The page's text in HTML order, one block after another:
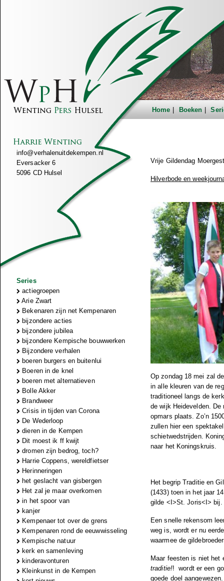
Home Boeken
info@verhalenuitdekempen.nl
Eversacker 6
5096 CD Hulsel
Series
actiegroepen
Arie Zwart
Bekenaren zijn net Kempenaren
bijzondere acties
bijzondere jubilea
bijzondere Kempische bouwwerken
Bijzondere verhalen
boeren burgers en buitenlui
Boeren in de knel
boeren met alternatieven
Bolle Akker
Brandweer
Crisis in tijden van Corona
De Wederloop
dieren in de Kempen
Dit moest ik ff kwijt
dromen zijn bedrog, toch?
Harrie Coppens, wereldfietser
Herinneringen
het geslacht van gisbergen
Het zal je maar overkomen
in het spoor van
kanjer
Kempenaer tot over de grens
Kempenaren rond de eeuwwisseling
Kempische natuur
kerk en samenleving
kinderavonturen
Kleinkunst in de Kempen
Vrije Gildendag
Hilverbode en
Op zondag 18 mei zal
in alle kleuren van de
traditioneel langs de
de wijk Heidevelden.
opmars plaats. Zo’n
zullen hier een
schietwedstrijden.
naar het Koningskruis.
Het begrip Traditie en
(1433) toen in het jaar
gilde <I>St. Joris<I> bij.
Een snelle rekensom
weg is, wordt er nu
waarmee de
Maar feesten is niet het
traditie!! wordt er een
goede doel